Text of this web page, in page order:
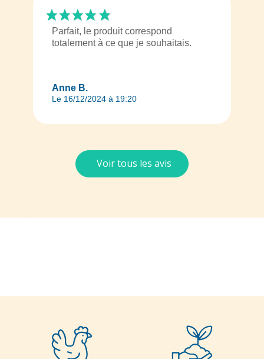
Anne B.
Le 16/12/2024 à 19:20
Parfait, le produit correspond
totalement à ce que je souhaitais.
Voir tous les avis